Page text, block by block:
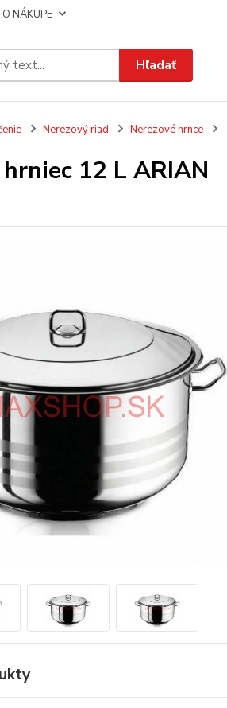
NÁKUPE
Hľadať
Nerezový riad Nerezové hrnce
12 L ARIAN